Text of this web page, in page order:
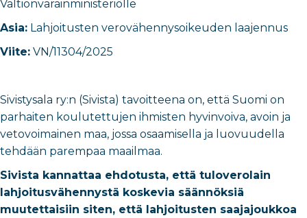
Valtionvarainministeriö ​lle
Asia: Lahjoitusten verovähennysoikeuden laajennus
Viite: VN/11304/2025
Sivistysala ry:n (Sivista) tavoitteena on, että Suomi on
parhaiten koulutettujen ihmisten hyvinvoiva, avoin ja
vetovoimainen maa, jossa osaamisella ja luovuudella
tehdään parempaa maailmaa.
Sivista kannattaa ehdotusta, että tuloverolain
lahjoitusvähennystä koskevia säännöksiä
muutettaisiin siten, että lahjoitusten saajajoukkoa